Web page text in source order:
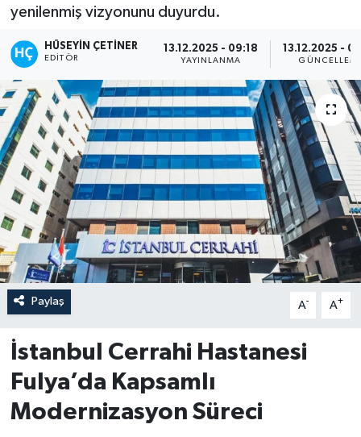
yenilenmiş vizyonunu duyurdu.
HÜSEYIN ÇETINER
EDITÖR
13.12.2025 - 09:18
YAYINLANMA
13.12.2025 -
Paylaş A- A+
İstanbul Cerrahi Hastanesi
Fulya’da Kapsamlı
Modernizasyon Süreci